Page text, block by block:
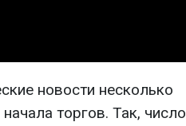
новости несколько
торгов. Так, число